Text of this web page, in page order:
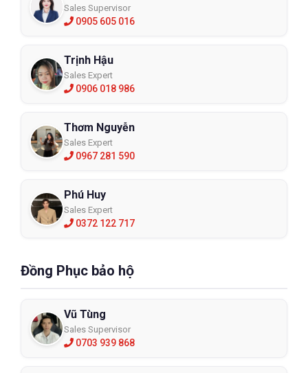
Sales Supervisor
0905 605 016
Trịnh Hậu
Sales Expert
0906 018 986
Thơm Nguyễn
Sales Expert
0967 281 590
Phú Huy
Sales Expert
0372 122 717
Đồng Phục bảo hộ
Vũ Tùng
Sales Supervisor
0703 939 868